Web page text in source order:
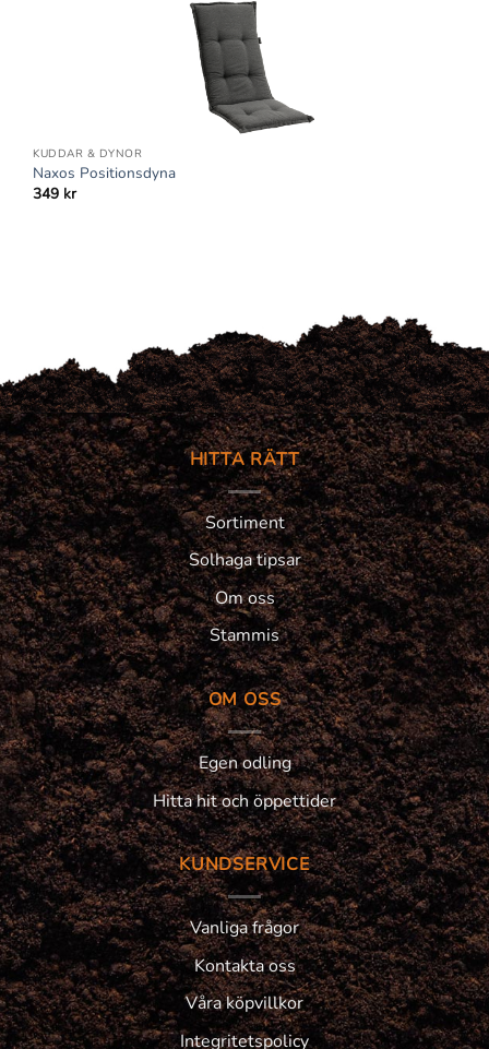
KUDDAR & DYNOR
Naxos Positionsdyna
349 kr
HITTA RÄTT
Sortiment
Solhaga tipsar
Om oss
Stammis
OM OSS
Egen odling
Hitta hit och öppettider
KUNDSERVICE
Vanliga frågor
Kontakta oss
Våra köpvillkor
Integritetspolicy